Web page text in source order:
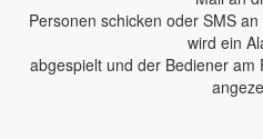
Personen schicken oder SMS
wird ein
abgespielt und der Bediener